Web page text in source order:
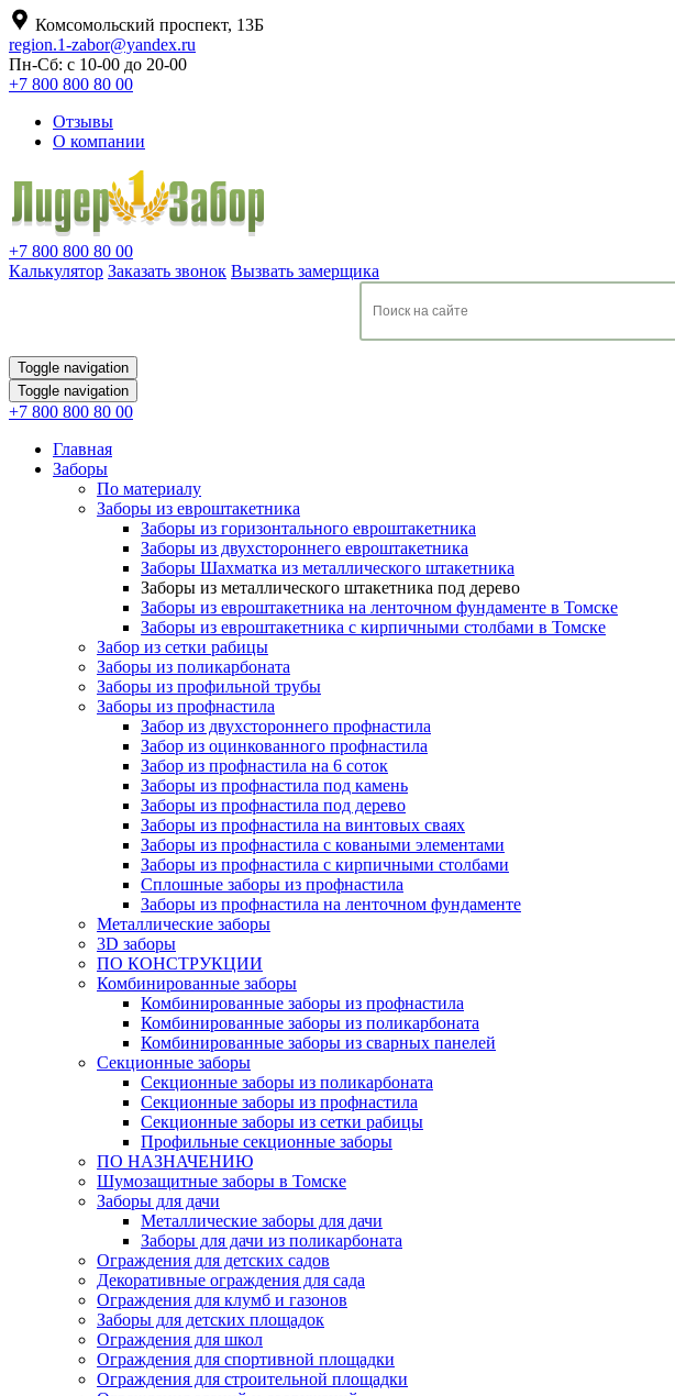
Комсомольский проспект, 13Б
region.1-zabor@yandex.ru
Пн-Сб: с 10-00 до 20-00
+7 800 800 80 00
Отзывы
О компании
+7 800 800 80 00
Калькулятор Заказать звонок Вызвать замерщика
Toggle navigation
Toggle navigation
+7 800 800 80 00
Главная
Заборы
По материалу
Заборы из евроштакетника
Заборы из горизонтального евроштакетника
Заборы из двухстороннего евроштакетника
Заборы Шахматка из металлического штакетника
Заборы из металлического штакетника под дерево
Заборы из евроштакетника на ленточном фундаменте в Томске
Заборы из евроштакетника с кирпичными столбами в Томске
Забор из сетки рабицы
Заборы из поликарбоната
Заборы из профильной трубы
Заборы из профнастила
Забор из двухстороннего профнастила
Забор из оцинкованного профнастила
Забор из профнастила на 6 соток
Заборы из профнастила под камень
Заборы из профнастила под дерево
Заборы из профнастила на винтовых сваях
Заборы из профнастила с коваными элементами
Заборы из профнастила с кирпичными столбами
Сплошные заборы из профнастила
Заборы из профнастила на ленточном фундаменте
Металлические заборы
3D заборы
ПО КОНСТРУКЦИИ
Комбинированные заборы
Комбинированные заборы из профнастила
Комбинированные заборы из поликарбоната
Комбинированные заборы из сварных панелей
Секционные заборы
Секционные заборы из поликарбоната
Секционные заборы из профнастила
Секционные заборы из сетки рабицы
Профильные секционные заборы
ПО НАЗНАЧЕНИЮ
Шумозащитные заборы в Томске
Заборы для дачи
Металлические заборы для дачи
Заборы для дачи из поликарбоната
Ограждения для детских садов
Декоративные ограждения для сада
Ограждения для клумб и газонов
Заборы для детских площадок
Ограждения для школ
Ограждения для спортивной площадки
Ограждения для строительной площадки